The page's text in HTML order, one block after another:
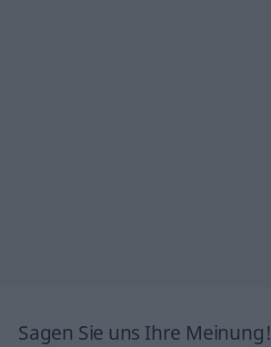
Sagen Sie uns Ihre Meinung!